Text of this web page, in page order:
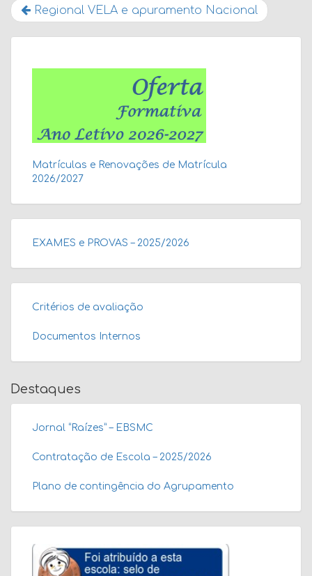
Regional VELA e apuramento Nacional
Matrículas e Renovações de Matrícula
2026/2027
EXAMES e PROVAS – 2025/2026
Critérios de avaliação
Documentos Internos
Destaques
Jornal “Raízes” – EBSMC
Contratação de Escola – 2025/2026
Plano de contingência do Agrupamento